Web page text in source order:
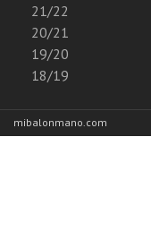
21/22
20/21
19/20
18/19
mibalonmano.com